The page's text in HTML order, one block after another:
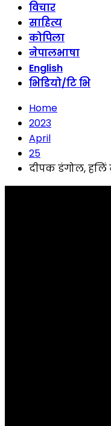
विचार
साहित्य
कोपिला
नेपालभाषा
English
भिडियो/टि भि
Home
2023
April
25
दीपक डंगोल, हलिं